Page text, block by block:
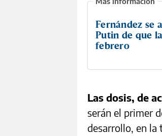
Fernández se
Putin de que
febrero
Las dosis, de
serán el primer
desarrollo, en la